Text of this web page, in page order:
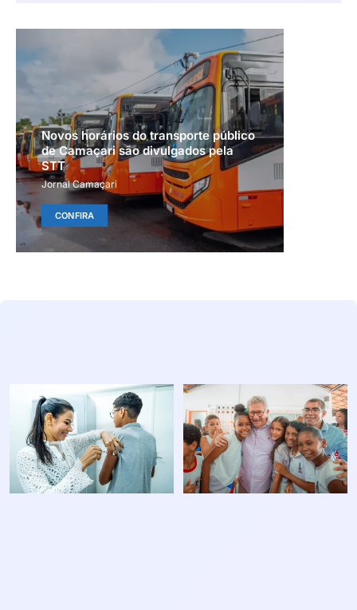
Novos horários do transporte público
de Camaçari são divulgados pela
STT
Jornal Camaçari
CONFIRA